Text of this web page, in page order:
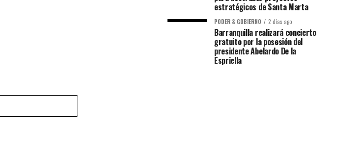
estratégicos de Santa Marta
PODER & GOBIERNO 2 días ago
Barranquilla realizará concierto
gratuito por la posesión del
presidente Abelardo De la
Espriella